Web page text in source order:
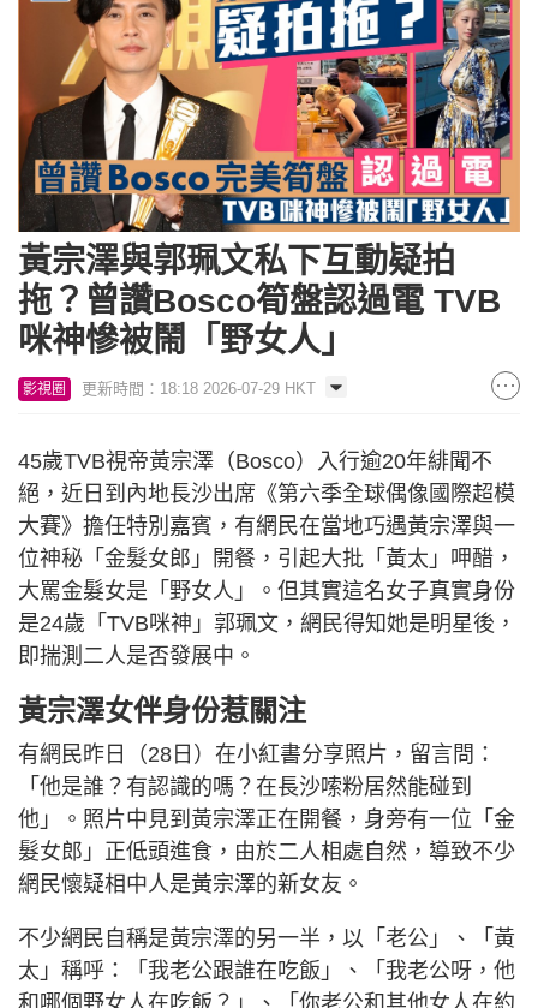
黃宗澤與郭珮文私下互動疑拍
拖？曾讚Bosco筍盤認過電 TVB
咪神慘被鬧「野女人」
影視圈 更新時間：18:18 2026-07-29 HKT
45歲TVB視帝黃宗澤（Bosco）入行逾20年緋聞不
絕，近日到內地長沙出席《第六季全球偶像國際超模
大賽》擔任特別嘉賓，有網民在當地巧遇黃宗澤與一
位神秘「金髮女郎」開餐，引起大批「黃太」呷醋，
大罵金髮女是「野女人」。但其實這名女子真實身份
是24歲「TVB咪神」郭珮文，網民得知她是明星後，
即揣測二人是否發展中。
黃宗澤女伴身份惹關注
有網民昨日（28日）在小紅書分享照片，留言問：
「他是誰？有認識的嗎？在長沙嗦粉居然能碰到
他」。照片中見到黃宗澤正在開餐，身旁有一位「金
髮女郎」正低頭進食，由於二人相處自然，導致不少
網民懷疑相中人是黃宗澤的新女友。
不少網民自稱是黃宗澤的另一半，以「老公」、「黃
太」稱呼：「我老公跟誰在吃飯」、「我老公呀，他